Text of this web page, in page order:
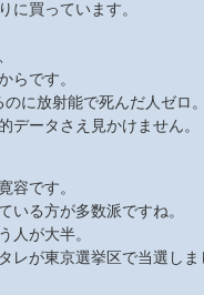
に買っています。
らです。
に放射能で死んだ人ゼロ。
データさえ見かけません。
容です。
いる方が多数派ですね。
人が大半。
レが東京選挙区で当選しま